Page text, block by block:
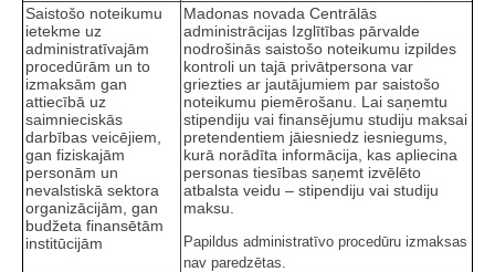
Saistošo noteikumu
ietekme uz
administratīvajām
procedūrām un to
izmaksām gan
attiecībā uz
saimnieciskās
darbības veicējiem,
gan fiziskajām
personām un
nevalstiskā sektora
organizācijām, gan
budžeta finansētām
institūcijām
Madonas novada Centrālās
administrācijas Izglītības pārvalde
nodrošinās saistošo noteikumu izpildes
kontroli un tajā privātpersona var
griezties ar jautājumiem par saistošo
noteikumu piemērošanu. Lai saņemtu
stipendiju vai finansējumu studiju maksai
pretendentiem jāiesniedz iesniegums,
kurā norādīta informācija, kas apliecina
personas tiesības saņemt izvēlēto
atbalsta veidu – stipendiju vai studiju
maksu.
Papildus administratīvo procedūru izmaksas
nav paredzētas.